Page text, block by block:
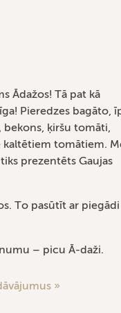
Ādažos! Tā pat kā
Pieredzes bagāto,
bekons, ķiršu tomāti,
kaltētiem tomātiem.
prezentēts Gaujas
To pasūtīt ar piegādi
– picu Ā-daži.
»